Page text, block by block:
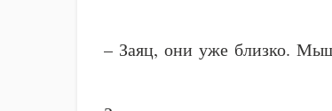
– Заяц, они уже близко.